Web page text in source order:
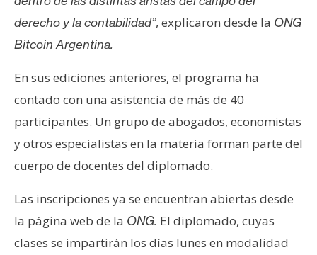
y
P
u
l
i
i
d
a
derecho y la contabilidad”, explicaron desde la ONG
Bitcoin Argentina.
En sus ediciones anteriores, el programa ha
contado con una asistencia de más de 40
participantes. Un grupo de abogados, economistas
y otros especialistas en la materia forman parte del
cuerpo de docentes del diplomado.
Las inscripciones ya se encuentran abiertas desde
la página web de la ONG. El diplomado, cuyas
clases se impartirán los días lunes en modalidad